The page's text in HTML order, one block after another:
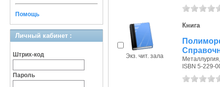
Помощь
Личный кабинет :
Штрих-код
Пароль
Экз. чит. зала
Книга
ISBN 5-229-